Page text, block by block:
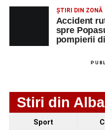
4–6 septembrie
Fest, la Cetatea
ȘTIRI DIN ZONĂ
Accident
spre
pompierii
Stiri din Alba
Sport